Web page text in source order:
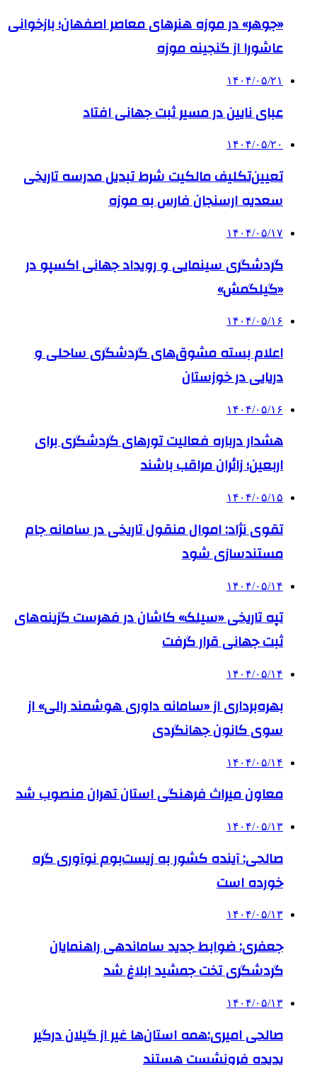
«جوهر» در موزه هنرهای معاصر اصفهان؛ بازخوانی
عاشورا از گنجینه موزه
۱۴۰۴/۰۵/۲۱
عبای نایین در مسیر ثبت جهانی افتاد
۱۴۰۴/۰۵/۲۰
تعیین‌تکلیف مالکیت شرط تبدیل مدرسه تاریخی
سعدیه ارسنجان فارس به موزه
۱۴۰۴/۰۵/۱۷
گردشگری سینمایی و رویداد جهانی اکسپو در
«گیلگمش»
۱۴۰۴/۰۵/۱۶
اعلام بسته مشوق‌های گردشگری ساحلی و
دریایی در خوزستان
۱۴۰۴/۰۵/۱۶
هشدار درباره فعالیت تورهای گردشگری برای
اربعین؛ زائران مراقب باشند
۱۴۰۴/۰۵/۱۵
تقوی نژاد: اموال منقول تاریخی در سامانه جام
مستندسازی شود
۱۴۰۴/۰۵/۱۴
تپه تاریخی «سیلک» کاشان در فهرست گزینه‌های
ثبت جهانی قرار گرفت
۱۴۰۴/۰۵/۱۴
بهره‌برداری از «سامانه داوری هوشمند رالی» از
سوی کانون جهانگردی
۱۴۰۴/۰۵/۱۴
معاون میراث فرهنگی استان تهران منصوب شد
۱۴۰۴/۰۵/۱۳
صالحی: آینده کشور به زیست‌بوم نوآوری گره
خورده است
۱۴۰۴/۰۵/۱۳
جعفری: ضوابط جدید ساماندهی راهنمایان
گردشگری تخت جمشید ابلاغ شد
۱۴۰۴/۰۵/۱۳
صالحی امیری:همه استان‌ها غیر از گیلان درگیر
پدیده فرونشست هستند